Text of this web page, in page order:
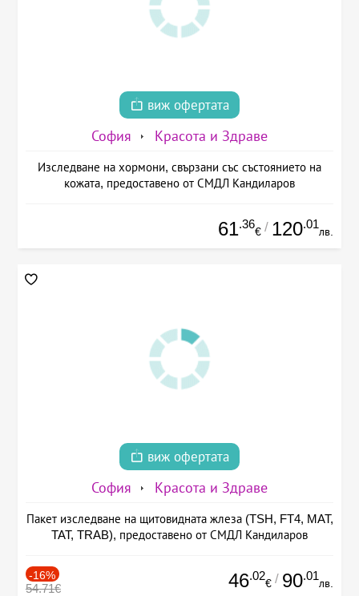
виж офертата
София Красота и Здраве
Изследване на хормони, свързани със състоянието на
кожата, предоставено от СМДЛ Кандиларов
61.36
€ / 120.01
лв.
виж офертата
София Красота и Здраве
Пакет изследване на щитовидната жлеза (TSH, FT4, MAT,
TAT, TRAB), предоставено от СМДЛ Кандиларов
-16%
54.71€ 46.02
€ / 90.01
лв.